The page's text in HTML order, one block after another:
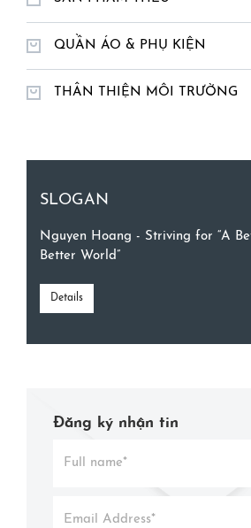
QUẦN ÁO & PHỤ KIỆN
THÂN THIỆN MÔI TRƯỜNG
SLOGAN
Nguyen Hoang - Striving for “A
Better World”
Details
Đăng ký nhận tin